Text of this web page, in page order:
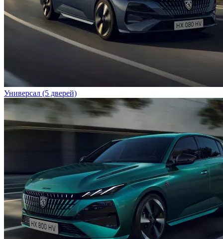
Универсал (5 дверей)